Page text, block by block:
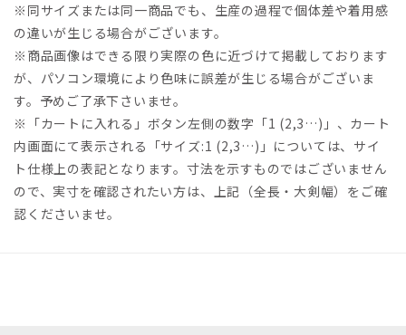
※同サイズまたは同一商品でも、生産の過程で個体差や着用感
の違いが生じる場合がございます。
※商品画像はできる限り実際の色に近づけて掲載しております
が、パソコン環境により色味に誤差が生じる場合がございま
す。予めご了承下さいませ。
※「カートに入れる」ボタン左側の数字「1 (2,3…)」、カート
内画面にて表示される「サイズ:1 (2,3…)」については、サイ
ト仕様上の表記となります。寸法を示すものではございません
ので、実寸を確認されたい方は、上記（全長・大剣幅）をご確
認くださいませ。